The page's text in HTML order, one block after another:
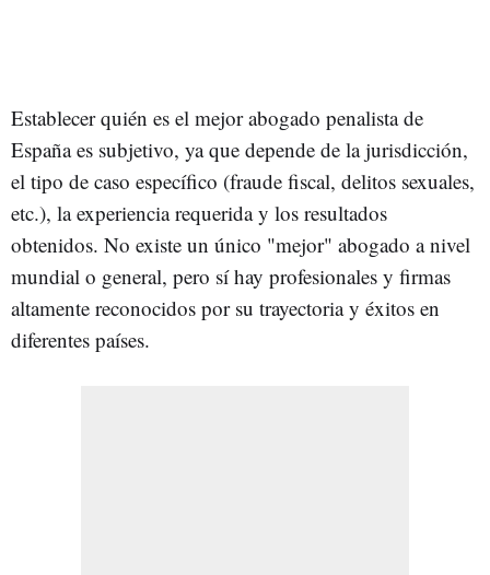
Establecer quién es el mejor abogado penalista de
España es subjetivo, ya que depende de la jurisdicción,
el tipo de caso específico (fraude fiscal, delitos sexuales,
etc.), la experiencia requerida y los resultados
obtenidos. No existe un único "mejor" abogado a nivel
mundial o general, pero sí hay profesionales y firmas
altamente reconocidos por su trayectoria y éxitos en
diferentes países.